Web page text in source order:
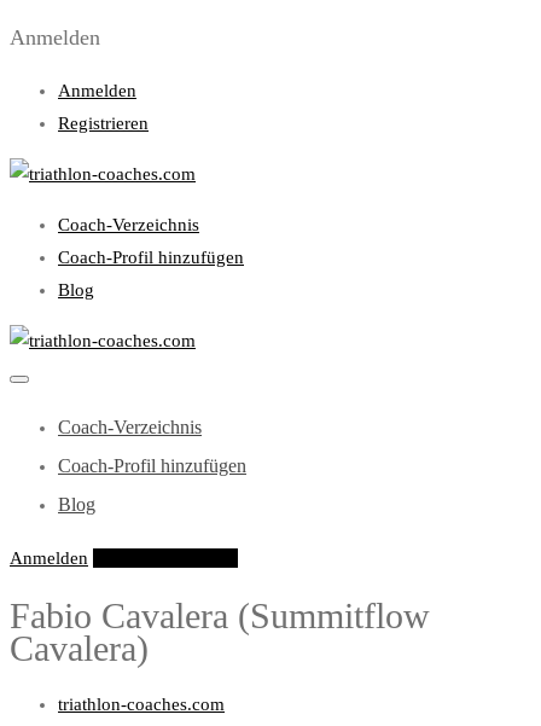
Anmelden
Anmelden
Registrieren
Coach-Verzeichnis
Coach-Profil hinzufügen
Blog
Coach-Verzeichnis
Coach-Profil hinzufügen
Blog
Anmelden
Fabio Cavalera (Summitflow
Cavalera)
triathlon-coaches.com